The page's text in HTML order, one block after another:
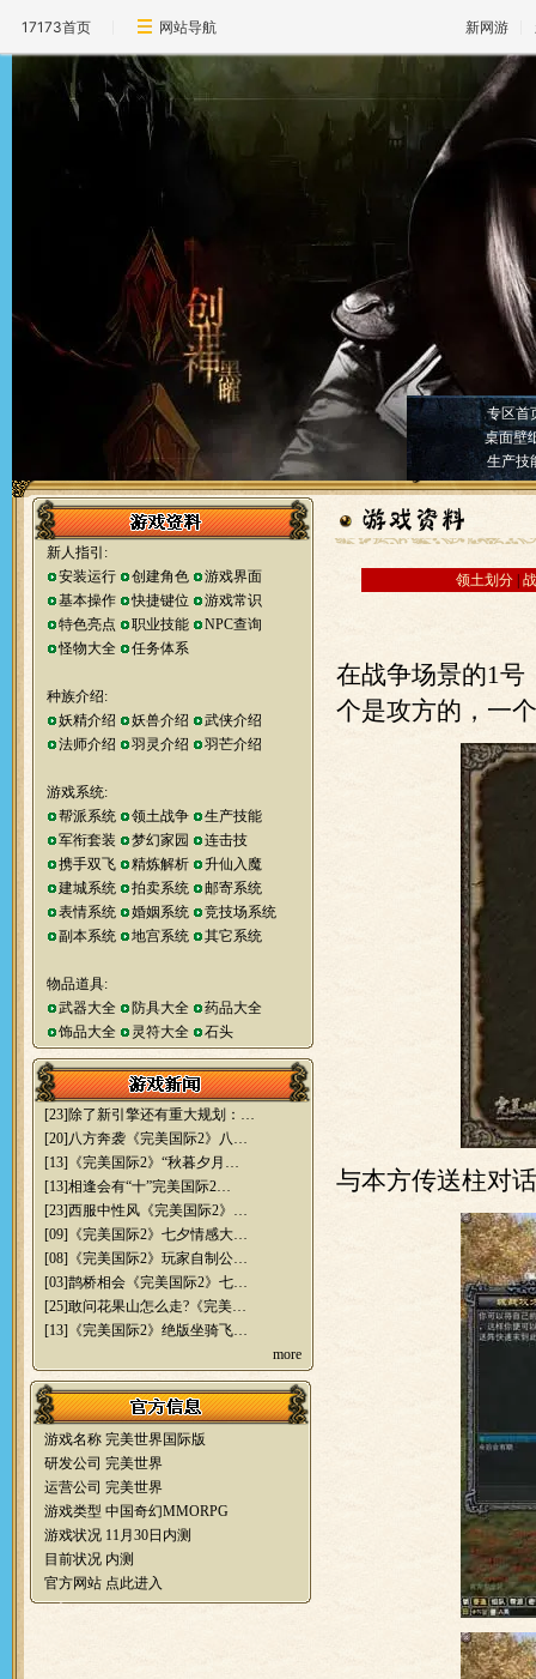
17173首页 网站导航 新网游
专区首
桌面壁
生产技
新人指引:
安装运行
创建角色
游戏界面
基本操作
快捷键位
游戏常识
特色亮点
职业技能
NPC查询
怪物大全
任务体系
种族介绍:
妖精介绍
妖兽介绍
武侠介绍
法师介绍
羽灵介绍 羽芒介绍
游戏系统:
帮派系统
领土战争
生产技能
军衔套装
梦幻家园
连击技
携手双飞
精炼解析
升仙入魔
建城系统
拍卖系统
邮寄系统
表情系统
婚姻系统
竞技场系统
副本系统
地宫系统 其它系统
物品道具:
武器大全
防具大全
药品大全
饰品大全
灵符大全 石头
[23]除了新引擎还有重大规划：…
[20]八方奔袭《完美国际2》八…
[13] 《完美国际2》“秋暮夕月…
[13]相逢会有“十”完美国际2…
[23]西服中性风《完美国际2》…
[09] 《完美国际2》七夕情感大…
[08] 《完美国际2》玩家自制公…
[03]鹊桥相会《完美国际2》七…
[25]敢问花果山怎么走?《完美…
[13] 《完美国际2》绝版坐骑飞…
more
游戏名称 完美世界国际版
研发公司 完美世界
运营公司 完美世界
游戏类型 中国奇幻MMORPG
游戏状况 11月30日内测
目前状况 内测
官方网站 点此进入
领土划分 |
在战争场景的1号
个是攻方的，一
与本方传送柱对